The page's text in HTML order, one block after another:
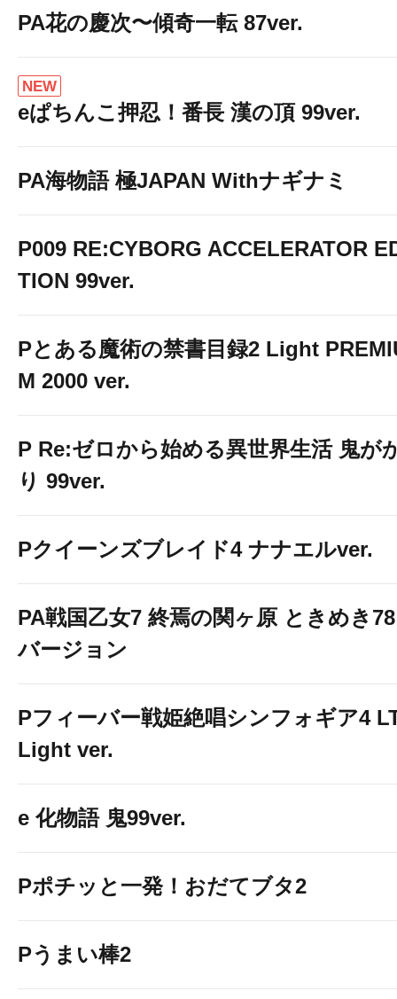
PA花の慶次〜傾奇一転 87ver.
NEW
eぱちんこ押忍！番長 漢の頂 99ver.
PA海物語 極JAPAN Withナギナミ
P009 RE:CYBORG ACCELERATOR
TION 99ver.
Pとある魔術の禁書目録2 Light
M 2000 ver.
P Re:ゼロから始める異世界生活 鬼が
り 99ver.
Pクイーンズブレイド4 ナナエルver.
PA戦国乙女7 終焉の関ヶ原 ときめき78
バージョン
Pフィーバー戦姫絶唱シンフォギア4
Light ver.
e 化物語 鬼99ver.
Pポチッと一発！おだてブタ2
Pうまい棒2